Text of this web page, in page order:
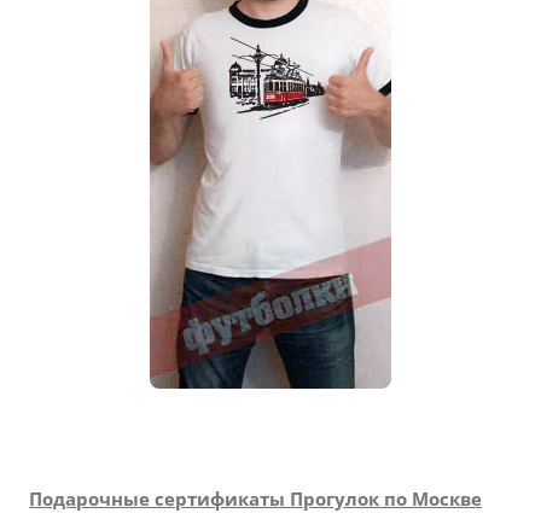
Подарочные сертификаты Прогулок по Москве